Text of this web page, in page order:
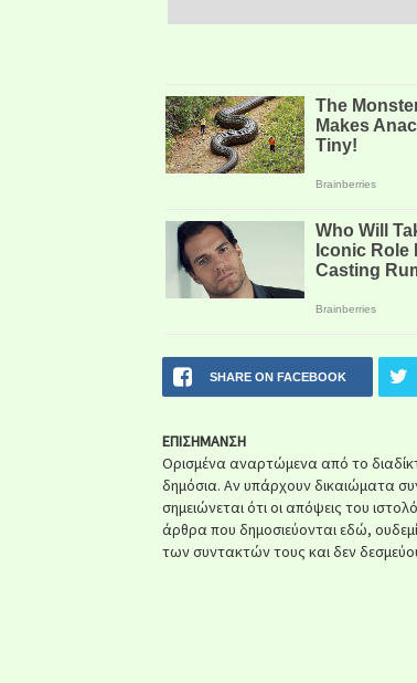
SHARE ON FACEBOOK
ΕΠΙΣΗΜΑΝΣΗ
Ορισμένα αναρτώμενα από το
δημόσια. Αν υπάρχουν δικαιώματα
σημειώνεται ότι οι απόψεις του
άρθρα που δημοσιεύονται εδώ,
των συντακτών τους και δεν